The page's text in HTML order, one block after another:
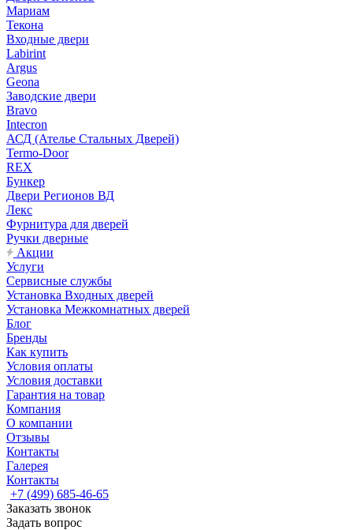
Мариам
Текона
Входные двери
Labirint
Argus
Geona
Заводские двери
Bravo
Intecron
АСД (Ателье Стальных Дверей)
Termo-Door
REX
Бункер
Двери Регионов ВД
Лекс
Фурнитура для дверей
Ручки дверные
Акции
Услуги
Сервисные службы
Установка Входных дверей
Установка Межкомнатных дверей
Блог
Бренды
Как купить
Условия оплаты
Условия доставки
Гарантия на товар
Компания
О компании
Отзывы
Контакты
Галерея
Контакты
+7 (499) 685-46-65
Заказать звонок
Задать вопрос